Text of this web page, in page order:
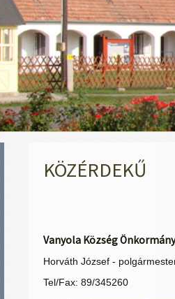
KÖZÉRDEKŰ
Vanyola Község
Horváth József -
Tel/Fax: 89/345260